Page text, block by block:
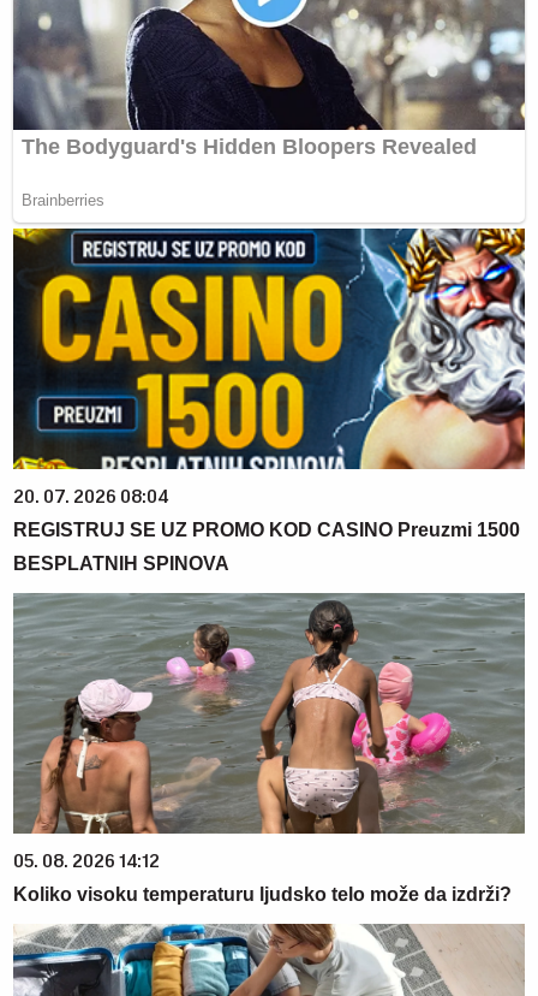
20. 07. 2026 08:04
REGISTRUJ SE UZ PROMO KOD CASINO Preuzmi 1500
BESPLATNIH SPINOVA
05. 08. 2026 14:12
Koliko visoku temperaturu ljudsko telo može da izdrži?